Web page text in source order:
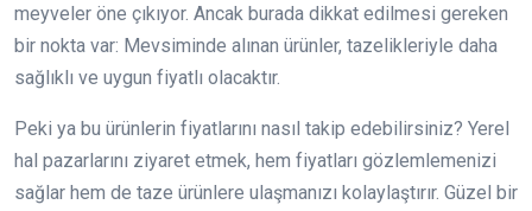
meyveler öne çıkıyor. Ancak burada dikkat edilmesi gereken
bir nokta var: Mevsiminde alınan ürünler, tazelikleriyle daha
sağlıklı ve uygun fiyatlı olacaktır.
Peki ya bu ürünlerin fiyatlarını nasıl takip edebilirsiniz? Yerel
hal pazarlarını ziyaret etmek, hem fiyatları gözlemlemenizi
sağlar hem de taze ürünlere ulaşmanızı kolaylaştırır. Güzel bir